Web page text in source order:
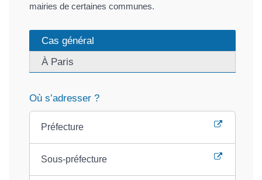
mairies de certaines communes.
Cas général
À Paris
Où s’adresser ?
Préfecture
Sous-préfecture